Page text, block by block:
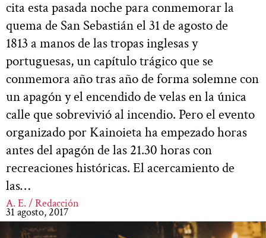
cita esta pasada noche para conmemorar la
quema de San Sebastián el 31 de agosto de
1813 a manos de las tropas inglesas y
portuguesas, un capítulo trágico que se
conmemora año tras año de forma solemne con
un apagón y el encendido de velas en la única
calle que sobrevivió al incendio. Pero el evento
organizado por Kainoieta ha empezado horas
antes del apagón de las 21.30 horas con
recreaciones históricas. El acercamiento de
las…
A. E. / Redacción
31 agosto, 2017